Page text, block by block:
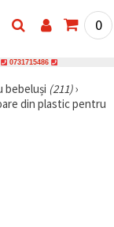
0
0731715486
bebeluși (211)›
din plastic pentru